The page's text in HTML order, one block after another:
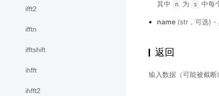
ifft2
ifftn
ifftshift
ihfft
ihfft2
其中 n 为 s 中每
name(str，可选) -
返回
输入数据（可能被截